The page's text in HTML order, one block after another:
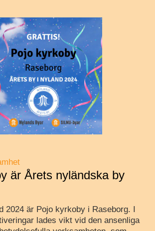
är Årets nyländska by
2024 är Pojo kyrkoby i Raseborg. I
lades vikt vid den ansenliga